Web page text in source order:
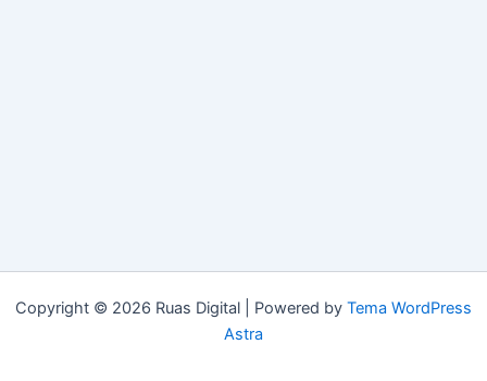
Copyright © 2026 Ruas Digital | Powered by Tema WordPress
Astra